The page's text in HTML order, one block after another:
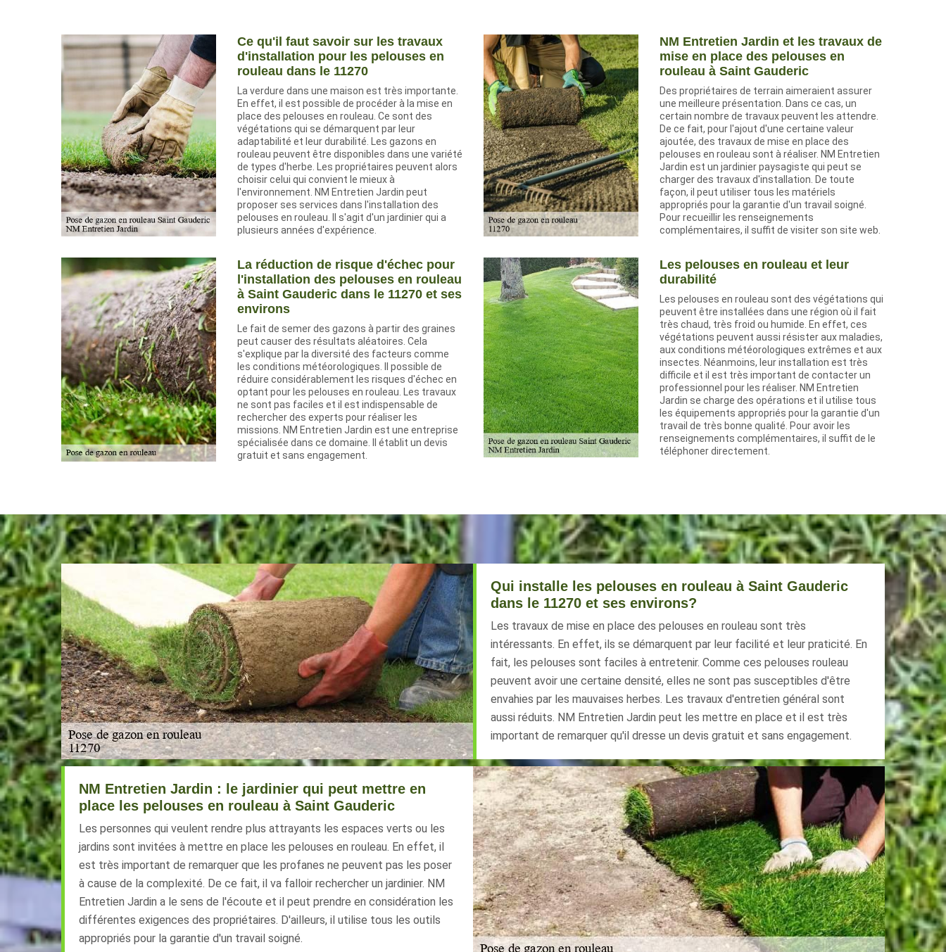
Ce qu'il faut savoir sur les travaux
d'installation pour les pelouses en
rouleau dans le 11270
La verdure dans une maison est très importante.
En effet, il est possible de procéder à la mise en
place des pelouses en rouleau. Ce sont des
végétations qui se démarquent par leur
adaptabilité et leur durabilité. Les gazons en
rouleau peuvent être disponibles dans une variété
de types d'herbe. Les propriétaires peuvent alors
choisir celui qui convient le mieux à
l'environnement. NM Entretien Jardin peut
proposer ses services dans l'installation des
pelouses en rouleau. Il s'agit d'un jardinier qui a
plusieurs années d'expérience.
NM Entretien Jardin et les travaux de
mise en place des pelouses en
rouleau à Saint Gauderic
Des propriétaires de terrain aimeraient assurer
une meilleure présentation. Dans ce cas, un
certain nombre de travaux peuvent les attendre.
De ce fait, pour l'ajout d'une certaine valeur
ajoutée, des travaux de mise en place des
pelouses en rouleau sont à réaliser. NM Entretien
Jardin est un jardinier paysagiste qui peut se
charger des travaux d'installation. De toute
façon, il peut utiliser tous les matériels
appropriés pour la garantie d'un travail soigné.
Pour recueillir les renseignements
complémentaires, il suffit de visiter son site web.
La réduction de risque d'échec pour
l'installation des pelouses en rouleau
à Saint Gauderic dans le 11270 et ses
environs
Le fait de semer des gazons à partir des graines
peut causer des résultats aléatoires. Cela
s'explique par la diversité des facteurs comme
les conditions météorologiques. Il possible de
réduire considérablement les risques d'échec en
optant pour les pelouses en rouleau. Les travaux
ne sont pas faciles et il est indispensable de
rechercher des experts pour réaliser les
missions. NM Entretien Jardin est une entreprise
spécialisée dans ce domaine. Il établit un devis
gratuit et sans engagement.
Les pelouses en rouleau et leur
durabilité
Les pelouses en rouleau sont des végétations qui
peuvent être installées dans une région où il fait
très chaud, très froid ou humide. En effet, ces
végétations peuvent aussi résister aux maladies,
aux conditions météorologiques extrêmes et aux
insectes. Néanmoins, leur installation est très
difficile et il est très important de contacter un
professionnel pour les réaliser. NM Entretien
Jardin se charge des opérations et il utilise tous
les équipements appropriés pour la garantie d'un
travail de très bonne qualité. Pour avoir les
renseignements complémentaires, il suffit de le
téléphoner directement.
Qui installe les pelouses en rouleau à Saint Gauderic
dans le 11270 et ses environs?
Les travaux de mise en place des pelouses en rouleau sont très
intéressants. En effet, ils se démarquent par leur facilité et leur praticité. En
fait, les pelouses sont faciles à entretenir. Comme ces pelouses rouleau
peuvent avoir une certaine densité, elles ne sont pas susceptibles d'être
envahies par les mauvaises herbes. Les travaux d'entretien général sont
aussi réduits. NM Entretien Jardin peut les mettre en place et il est très
important de remarquer qu'il dresse un devis gratuit et sans engagement.
NM Entretien Jardin : le jardinier qui peut mettre en
place les pelouses en rouleau à Saint Gauderic
Les personnes qui veulent rendre plus attrayants les espaces verts ou les
jardins sont invitées à mettre en place les pelouses en rouleau. En effet, il
est très important de remarquer que les profanes ne peuvent pas les poser
à cause de la complexité. De ce fait, il va falloir rechercher un jardinier. NM
Entretien Jardin a le sens de l'écoute et il peut prendre en considération les
différentes exigences des propriétaires. D'ailleurs, il utilise tous les outils
appropriés pour la garantie d'un travail soigné.